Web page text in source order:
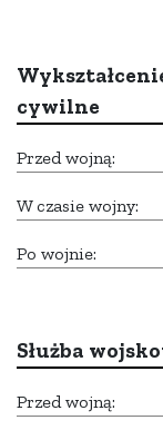
cywilne
Przed wojną:
W czasie wojny:
Po wojnie:
Służba
Przed wojną: